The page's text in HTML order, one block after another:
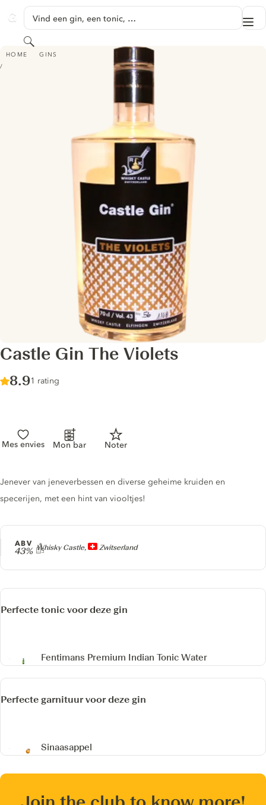
GINVENTORY
Vind een gin, een tonic, …
Zoeken
HOME GINS
CASTLE GIN THE VIOLETS
Castle Gin The Violets
Score :
8.9/ 10
1 rating
Mes envies Mon bar Noter
Producer
Whisky Castle, Zwitserland
ABV
43%
Gin description
Jenever van jeneverbessen en diverse geheime kruiden en
specerijen, met een hint van viooltjes!
Perfecte tonic voor deze gin
Fentimans Premium Indian Tonic Water
Perfecte garnituur voor deze gin
Sinaasappel